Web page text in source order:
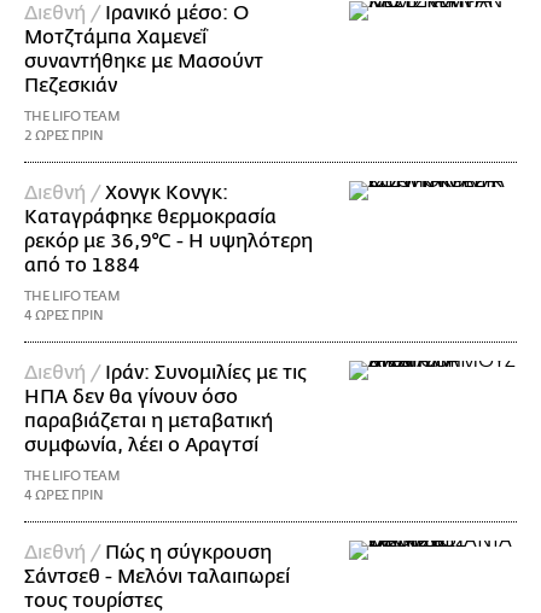
Διεθνή / Ιρανικό μέσο: Ο
Μοτζτάμπα Χαμενεΐ
συναντήθηκε με Μασούντ
Πεζεσκιάν
THE LIFO TEAM
2 ΩΡΕΣ ΠΡΙΝ
Διεθνή /Χονγκ Κονγκ:
Καταγράφηκε θερμοκρασία
ρεκόρ με 36,9°C - Η υψηλότερη
από το 1884
THE LIFO TEAM
4 ΩΡΕΣ ΠΡΙΝ
Διεθνή / Ιράν: Συνομιλίες με τις
ΗΠΑ δεν θα γίνουν όσο
παραβιάζεται η μεταβατική
συμφωνία, λέει ο Αραγτσί
THE LIFO TEAM
4 ΩΡΕΣ ΠΡΙΝ
Διεθνή / Πώς η σύγκρουση
Σάντσεθ - Μελόνι ταλαιπωρεί
τους τουρίστες